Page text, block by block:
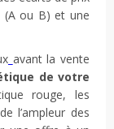
(A ou B) et une
avant la vente
de votre
rouge, les
l’ampleur des